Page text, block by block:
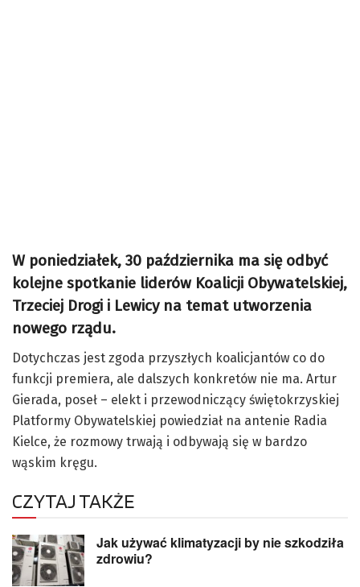
W poniedziałek, 30 października ma się odbyć
kolejne spotkanie liderów Koalicji Obywatelskiej,
Trzeciej Drogi i Lewicy na temat utworzenia
nowego rządu.
Dotychczas jest zgoda przyszłych koalicjantów co do
funkcji premiera, ale dalszych konkretów nie ma. Artur
Gierada, poseł – elekt i przewodniczący świętokrzyskiej
Platformy Obywatelskiej powiedział na antenie Radia
Kielce, że rozmowy trwają i odbywają się w bardzo
wąskim kręgu.
CZYTAJ TAKŻE
Jak używać klimatyzacji by nie szkodziła
zdrowiu?